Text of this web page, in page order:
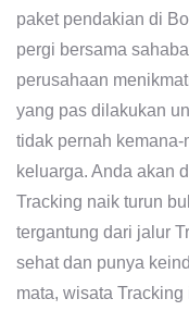
paket pendakian di
pergi bersama
perusahaan
yang pas dilakukan
tidak pernah
keluarga. Anda akan
Tracking naik turun
tergantung dari jalur
sehat dan punya
mata, wisata